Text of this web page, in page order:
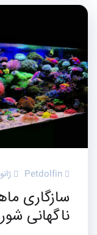
Petdolfin ژانویه
سازگاری
ناگهانی